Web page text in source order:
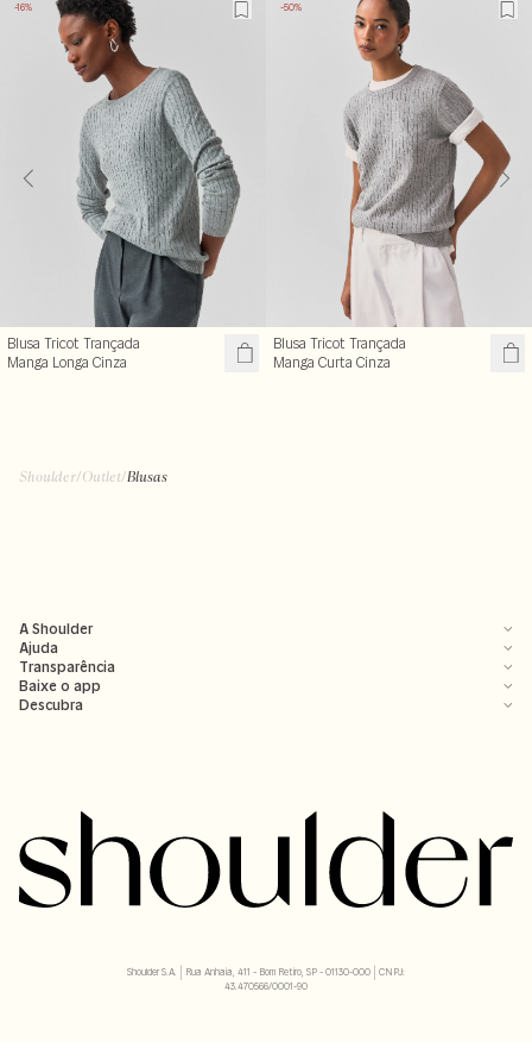
-16%
Blusa Tricot Trançada
Manga Longa Cinza
-50%
Blusa Tricot Trançada
Manga Curta Cinza
Shoulder/Outlet/Blusas
A Shoulder
Ajuda
Transparência
Baixe o app
Descubra
Shoulder S.A. | Rua Anhaia, 411 - Bom Retiro, SP - 01130-000 | CNPJ:
43.470566/0001-90